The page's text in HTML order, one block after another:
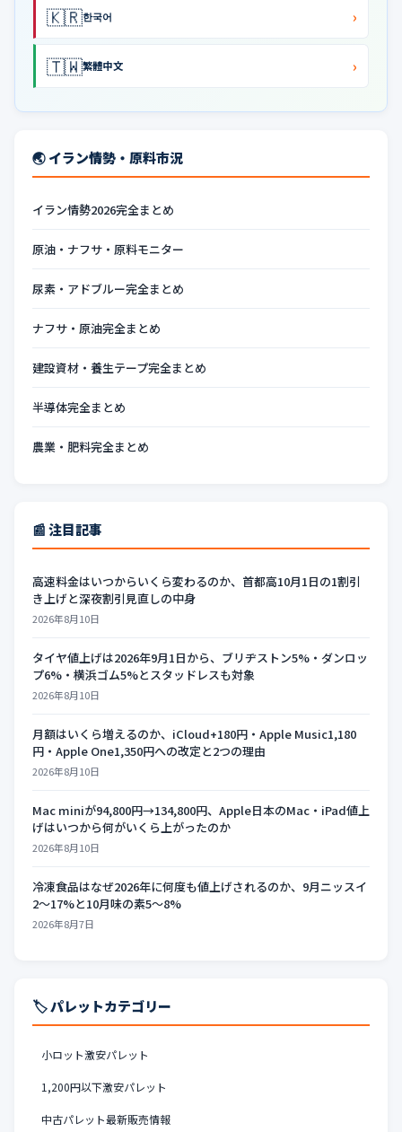
🇰🇷한국어 ›
🇹🇼繁體中文 ›
🌏 イラン情勢・原料市況
イラン情勢2026完全まとめ
原油・ナフサ・原料モニター
尿素・アドブルー完全まとめ
ナフサ・原油完全まとめ
建設資材・養生テープ完全まとめ
半導体完全まとめ
農業・肥料完全まとめ
📰 注目記事
高速料金はいつからいくら変わるのか、首都高10月1日の1割引
き上げと深夜割引見直しの中身
2026年8月10日
タイヤ値上げは2026年9月1日から、ブリヂストン5%・ダンロッ
プ6%・横浜ゴム5%とスタッドレスも対象
2026年8月10日
月額はいくら増えるのか、iCloud+180円・Apple Music1,180
円・Apple One1,350円への改定と2つの理由
2026年8月10日
Mac miniが94,800円→134,800円、Apple日本のMac・iPad値上
げはいつから何がいくら上がったのか
2026年8月10日
冷凍食品はなぜ2026年に何度も値上げされるのか、9月ニッスイ
2〜17%と10月味の素5〜8%
2026年8月7日
🏷️ パレットカテゴリー
小ロット激安パレット
1,200円以下激安パレット
中古パレット最新販売情報